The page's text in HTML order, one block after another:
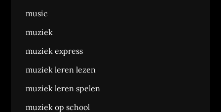
music
muziek
muziek express
muziek leren lezen
muziek leren spelen
muziek op school